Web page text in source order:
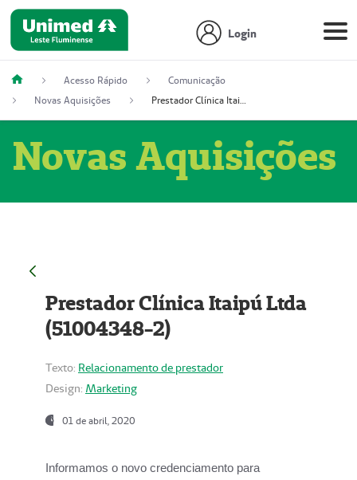
Login
Acesso Rápido
Comunicação
Novas Aquisições
Prestador Clínica Itaipú Ltda (51004348-2)
Novas Aquisições
Prestador Clínica Itaipú Ltda
(51004348-2)
Texto: Relacionamento de prestador
Design: Marketing
01 de abril, 2020
Informamos o novo credenciamento para